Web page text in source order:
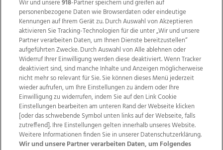
Wir über uns Mediadaten Kontakt
Jobs
Datenschutz
Impressum
AGB Anzeigekunden
AGB Website
Ehrenkodex Politische Werbung
Wir und unsere918-Partner speichern und greifen auf
personenbezogene Daten wie Browserdaten oder eindeutige
Kennungen auf Ihrem Gerät zu. Durch Auswahl von Akzeptieren
aktivieren Sie Tracking-Technologien für die unter „Wir und unsere
Partner verarbeiten Daten, um Ihnen Dienste bereitzustellen“
aufgeführten Zwecke. Durch Auswahl von Alle ablehnen oder
Widerruf Ihrer Einwilligung werden diese deaktiviert. Wenn Tracker
deaktiviert sind, sind manche Inhalte und Anzeigen möglicherweise
nicht mehr so relevant für Sie. Sie können dieses Menü jederzeit
wieder aufrufen, um Ihre Einstellungen zu ändern oder Ihre
Einwilligung zu widerrufen, indem Sie auf den Link Cookie
Einstellungen bearbeiten am unteren Rand der Webseite klicken
[oder das schwebende Symbol unten links auf der Webseite, falls
zutreffend]. Ihre Einstellungen gelten innerhalb unseres Website.
Weitere Informationen finden Sie in unserer Datenschutzerklärung.
Wir und unsere Partner verarbeiten Daten, um Folgendes